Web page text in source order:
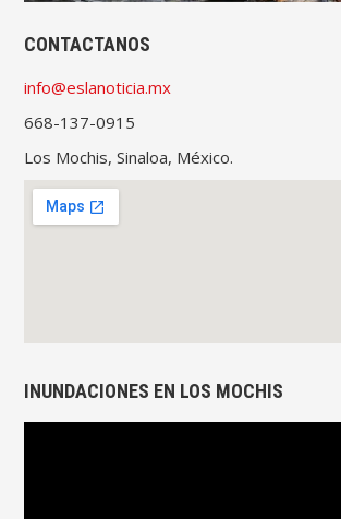
CONTACTANOS
info@eslanoticia.mx
668-137-0915
Los Mochis, Sinaloa, México.
INUNDACIONES EN LOS MOCHIS